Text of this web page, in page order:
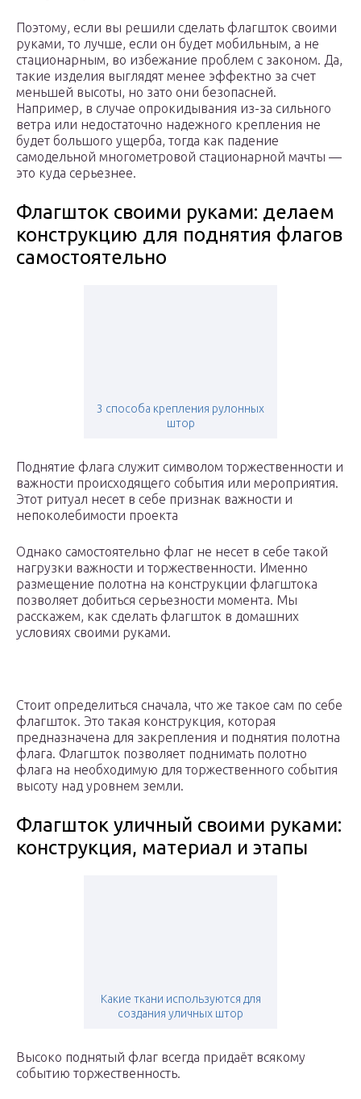
Поэтому, если вы решили сделать флагшток своими
руками, то лучше, если он будет мобильным, а не
стационарным, во избежание проблем с законом. Да,
такие изделия выглядят менее эффектно за счет
меньшей высоты, но зато они безопасней.
Например, в случае опрокидывания из-за сильного
ветра или недостаточно надежного крепления не
будет большого ущерба, тогда как падение
самодельной многометровой стационарной мачты —
это куда серьезнее.
Флагшток своими руками: делаем
конструкцию для поднятия флагов
самостоятельно
3 способа крепления рулонных
штор
Поднятие флага служит символом торжественности и
важности происходящего события или мероприятия.
Этот ритуал несет в себе признак важности и
непоколебимости проекта
Однако самостоятельно флаг не несет в себе такой
нагрузки важности и торжественности. Именно
размещение полотна на конструкции флагштока
позволяет добиться серьезности момента. Мы
расскажем, как сделать флагшток в домашних
условиях своими руками.
Стоит определиться сначала, что же такое сам по себе
флагшток. Это такая конструкция, которая
предназначена для закрепления и поднятия полотна
флага. Флагшток позволяет поднимать полотно
флага на необходимую для торжественного события
высоту над уровнем земли.
Флагшток уличный своими руками:
конструкция, материал и этапы
Какие ткани используются для
создания уличных штор
Высоко поднятый флаг всегда придаёт всякому
событию торжественность.